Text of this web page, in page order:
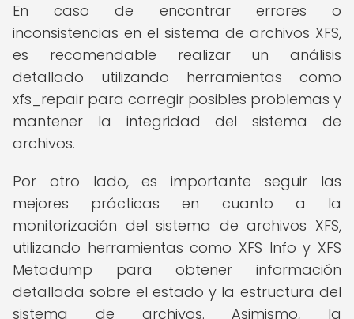
En caso de encontrar errores o
inconsistencias en el sistema de archivos XFS,
es recomendable realizar un análisis
detallado utilizando herramientas como
xfs_repair para corregir posibles problemas y
mantener la integridad del sistema de
archivos.
Por otro lado, es importante seguir las
mejores prácticas en cuanto a la
monitorización del sistema de archivos XFS,
utilizando herramientas como XFS Info y XFS
Metadump para obtener información
detallada sobre el estado y la estructura del
sistema de archivos. Asimismo, la